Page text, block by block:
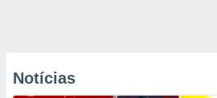
Notícias